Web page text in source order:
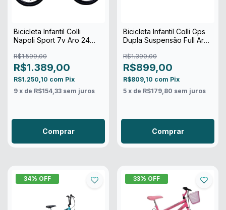
Bicicleta Infantil Colli
Napoli Sport 7v Aro 24
R$1.599,00
R$1.389,00
R$1.250,10 com Pix
9 x de R$154,33 sem juros
Comprar
Bicicleta Infantil Colli Gps
Dupla Suspensão Full Aro
R$1.390,00
R$899,00
R$809,10 com Pix
5 x de R$179,80 sem juros
Comprar
34% OFF 33% OFF